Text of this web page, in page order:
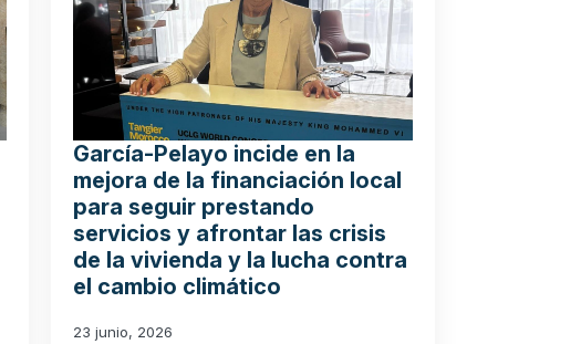
García-Pelayo incide en la
mejora de la financiación local
para seguir prestando
servicios y afrontar las crisis
de la vivienda y la lucha contra
el cambio climático
23 junio, 2026